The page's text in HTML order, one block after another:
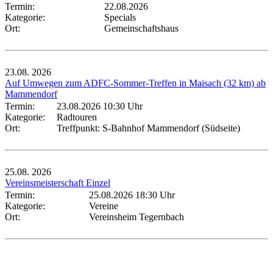
Termin:
22.08.2026
Kategorie:
Specials
Ort:
Gemeinschaftshaus
23.08. 2026
Auf Umwegen zum ADFC-Sommer-Treffen in Maisach (32 km) ab
Mammendorf
Termin:
23.08.2026 10:30 Uhr
Kategorie:
Radtouren
Ort:
Treffpunkt: S-Bahnhof Mammendorf (Südseite)
25.08. 2026
Vereinsmeisterschaft Einzel
Termin:
25.08.2026 18:30 Uhr
Kategorie:
Vereine
Ort:
Vereinsheim Tegernbach